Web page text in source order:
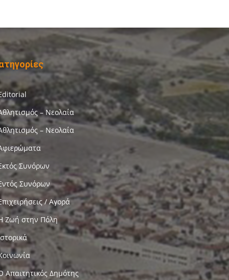
– Νεολαία
– Νεολαία
Συνόρων
Συνόρων
/ Αγορά
Ζωή στην Πόλη
Απαιτητικός Δημότης